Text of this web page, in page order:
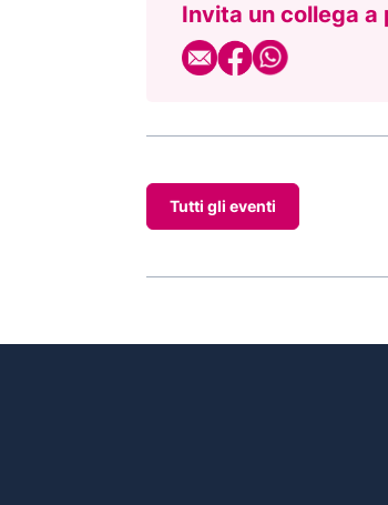
Invita un collega
Tutti gli eventi